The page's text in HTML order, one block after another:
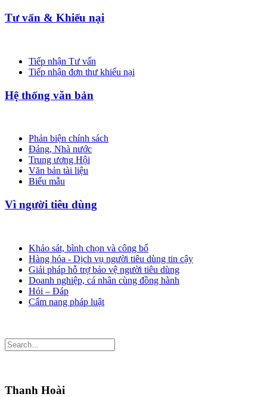
Tư vấn & Khiếu nại
Tiếp nhận Tư vấn
Tiếp nhận đơn thư khiếu nại
Hệ thống văn bản
Phản biện chính sách
Đảng, Nhà nước
Trung ương Hội
Văn bản tài liệu
Biểu mẫu
Vì người tiêu dùng
Khảo sát, bình chọn và công bố
Hàng hóa - Dịch vụ người tiêu dùng tin cậy
Giải pháp hỗ trợ bảo vệ người tiêu dùng
Doanh nghiệp, cá nhân cùng đồng hành
Hỏi – Đáp
Cẩm nang pháp luật
Thanh Hoài